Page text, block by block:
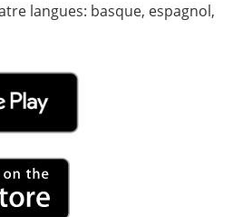
langues: basque, espagnol,